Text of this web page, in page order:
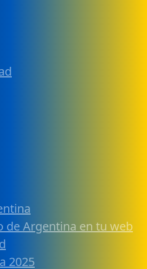
de Argentina en tu web
2025